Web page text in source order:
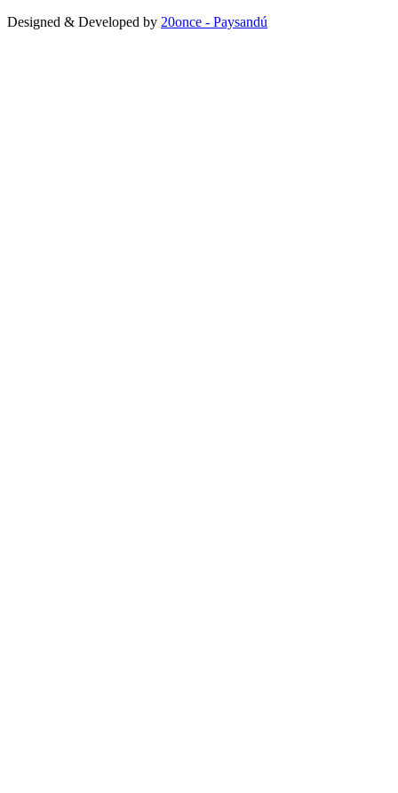
Designed & Developed by 20once - Paysandú